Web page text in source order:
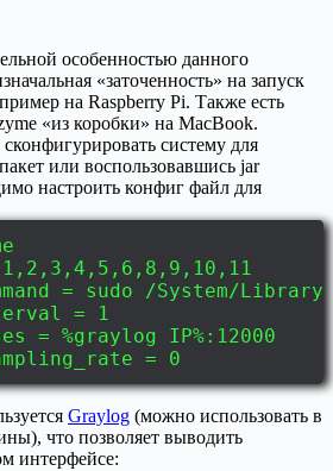
особенностью данного
«заточенность» на запуск
на Raspberry Pi. Также есть
«из коробки» на MacBook.
систему для
или воспользовавшись jar
настроить конфиг файл для
= sudo /System/
= 1
= %graylog IP%:12000
= 0
Graylog (можно использовать в
что позволяет выводить
интерфейсе: